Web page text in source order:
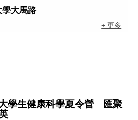
大馬路
+ 更多
學生健康科學夏令營 匯聚